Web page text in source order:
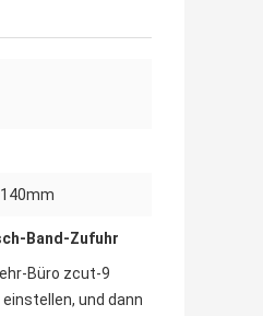
Band-Zufuhr
Büro zcut-9
einstellen, und dann